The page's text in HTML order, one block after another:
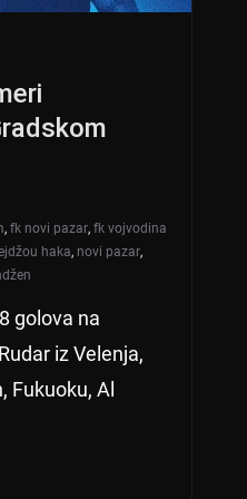
, fk novi pazar, fk vojvodina
haka, novi pazar,
golova na
iz Velenja,
Fukuoku, Al